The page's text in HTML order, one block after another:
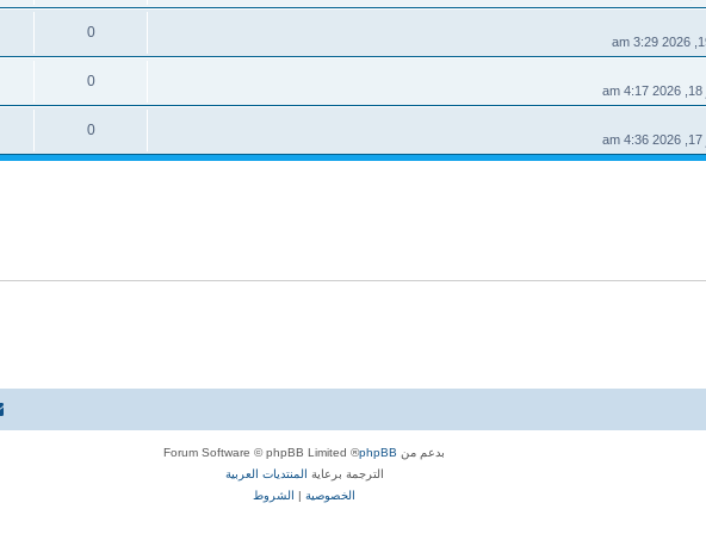
0
0
0
بدعم من phpBB
® Forum Software © phpBB Limited
الترجمة برعاية المنتديات العربية
الخصوصية | الشروط